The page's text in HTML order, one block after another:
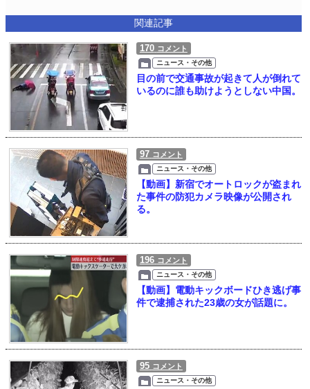
関連記事
170 コメント
ニュース・その他
目の前で交通事故が起きて人が倒れて
いるのに誰も助けようとしない中国。
97 コメント
ニュース・その他
【動画】新宿でオートロックが盗まれ
た事件の防犯カメラ映像が公開され
る。
196 コメント
ニュース・その他
【動画】電動キックボードひき逃げ事
件で逮捕された23歳の女が話題に。
95 コメント
ニュース・その他